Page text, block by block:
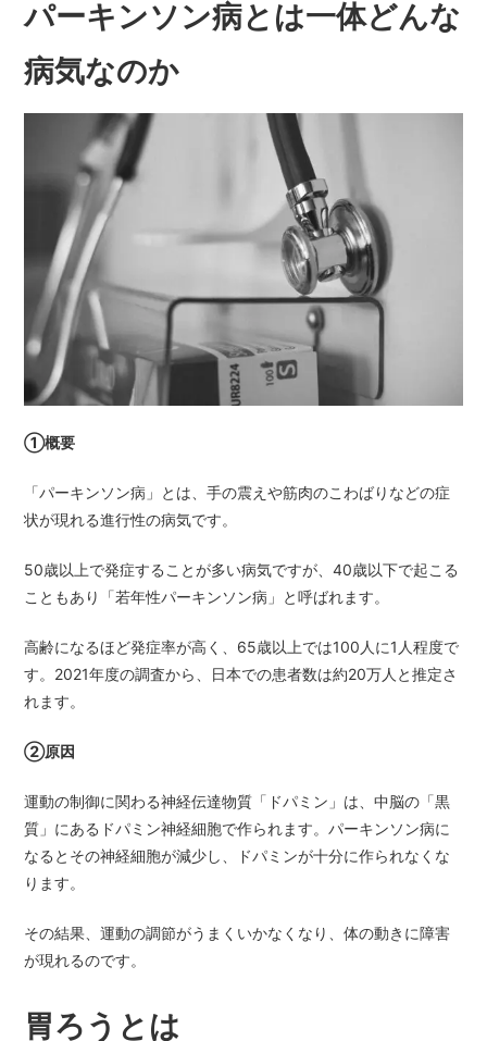
パーキンソン病とは一体どんな
病気なのか
①概要
「パーキンソン病」とは、手の震えや筋肉のこわばりなどの症
状が現れる進行性の病気です。
50歳以上で発症することが多い病気ですが、40歳以下で起こる
こともあり「若年性パーキンソン病」と呼ばれます。
高齢になるほど発症率が高く、65歳以上では100人に1人程度で
す。2021年度の調査から、日本での患者数は約20万人と推定さ
れます。
②原因
運動の制御に関わる神経伝達物質「ドパミン」は、中脳の「黒
質」にあるドパミン神経細胞で作られます。パーキンソン病に
なるとその神経細胞が減少し、ドパミンが十分に作られなくな
ります。
その結果、運動の調節がうまくいかなくなり、体の動きに障害
が現れるのです。
胃ろうとは